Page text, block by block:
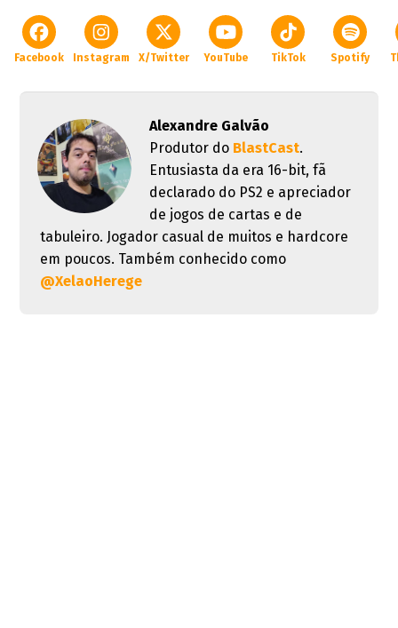
Facebook Instagram X/Twitter YouTube TikTok Spotify
Alexandre Galvão
Produtor do BlastCast.
Entusiasta da era 16-bit, fã
declarado do PS2 e apreciador
de jogos de cartas e de
tabuleiro. Jogador casual de muitos e hardcore
em poucos. Também conhecido como
@XelaoHerege